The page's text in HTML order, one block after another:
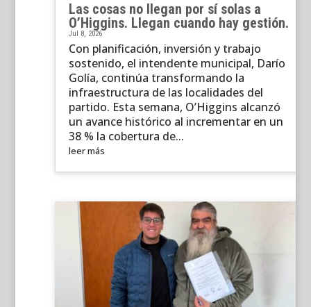
Las cosas no llegan por sí solas a
O’Higgins. Llegan cuando hay gestión.
Jul 8, 2026
Con planificación, inversión y trabajo
sostenido, el intendente municipal, Darío
Golía, continúa transformando la
infraestructura de las localidades del
partido. Esta semana, O’Higgins alcanzó
un avance histórico al incrementar en un
38 % la cobertura de...
leer más